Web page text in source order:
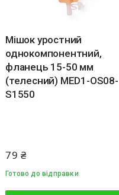
Мішок уростний
однокомпонентний,
фланець 15-50 мм
(телесний) MED1-OS08-
S1550
79 ₴
Готово до відправки